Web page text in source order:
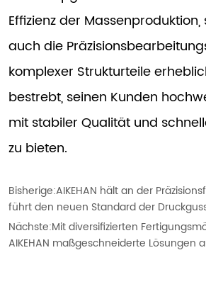
Bisherige:AIKEHAN hält an der
führt den neuen Standard der
Nächste:Mit diversifizierten
AIKEHAN maßgeschneiderte Lösungen